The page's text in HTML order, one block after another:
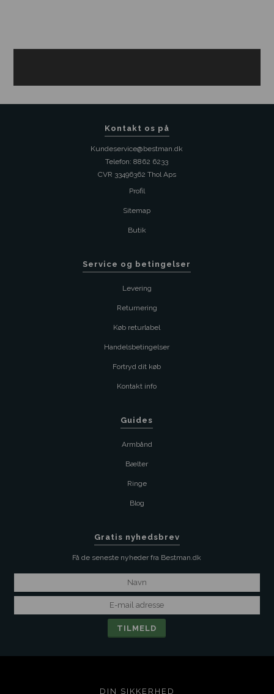
Kontakt os på
Kundeservice@bestman.dk
Telefon: 8862 6233
CVR 33496362 Thol Aps
Profil
Sitemap
Butik
Service og betingelser
Levering
Returnering
Køb returlabel
Handelsbetingelser
Fortryd dit køb
Kontakt info
Guides
Armbånd
Bælter
Ringe
Blog
Gratis nyhedsbrev
Få de seneste nyheder fra Bestman.dk
DIN SIKKERHED